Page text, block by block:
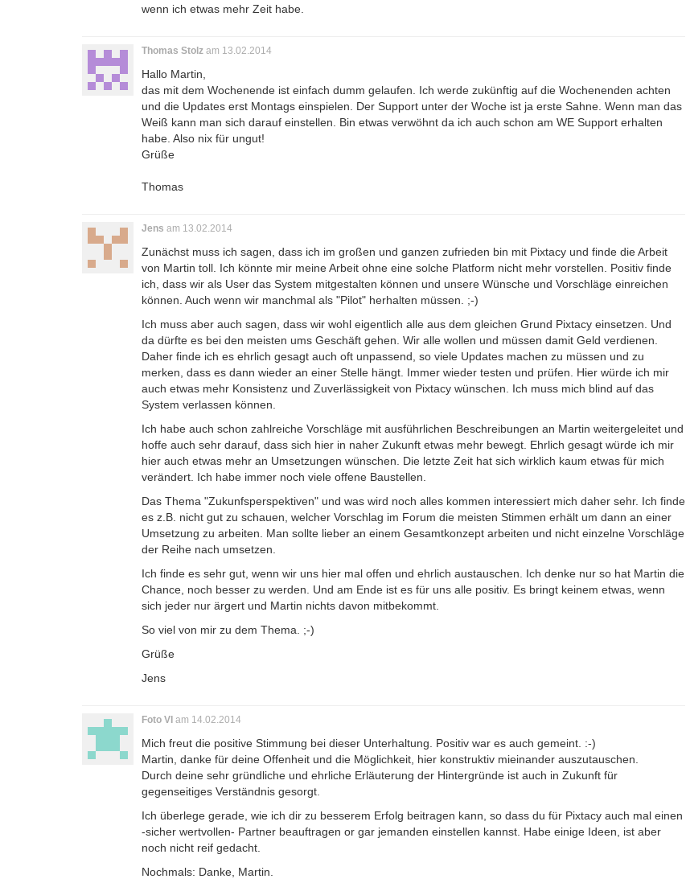
wenn ich etwas mehr Zeit habe.
Thomas Stolz am 13.02.2014
Hallo Martin,
das mit dem Wochenende ist einfach dumm gelaufen. Ich werde zukünftig auf die Wochenenden achten
und die Updates erst Montags einspielen. Der Support unter der Woche ist ja erste Sahne. Wenn man das
Weiß kann man sich darauf einstellen. Bin etwas verwöhnt da ich auch schon am WE Support erhalten
habe. Also nix für ungut!
Grüße
Thomas
Jens am 13.02.2014
Zunächst muss ich sagen, dass ich im großen und ganzen zufrieden bin mit Pixtacy und finde die Arbeit
von Martin toll. Ich könnte mir meine Arbeit ohne eine solche Platform nicht mehr vorstellen. Positiv finde
ich, dass wir als User das System mitgestalten können und unsere Wünsche und Vorschläge einreichen
können. Auch wenn wir manchmal als "Pilot" herhalten müssen. ;-)
Ich muss aber auch sagen, dass wir wohl eigentlich alle aus dem gleichen Grund Pixtacy einsetzen. Und
da dürfte es bei den meisten ums Geschäft gehen. Wir alle wollen und müssen damit Geld verdienen.
Daher finde ich es ehrlich gesagt auch oft unpassend, so viele Updates machen zu müssen und zu
merken, dass es dann wieder an einer Stelle hängt. Immer wieder testen und prüfen. Hier würde ich mir
auch etwas mehr Konsistenz und Zuverlässigkeit von Pixtacy wünschen. Ich muss mich blind auf das
System verlassen können.
Ich habe auch schon zahlreiche Vorschläge mit ausführlichen Beschreibungen an Martin weitergeleitet und
hoffe auch sehr darauf, dass sich hier in naher Zukunft etwas mehr bewegt. Ehrlich gesagt würde ich mir
hier auch etwas mehr an Umsetzungen wünschen. Die letzte Zeit hat sich wirklich kaum etwas für mich
verändert. Ich habe immer noch viele offene Baustellen.
Das Thema "Zukunfsperspektiven" und was wird noch alles kommen interessiert mich daher sehr. Ich finde
es z.B. nicht gut zu schauen, welcher Vorschlag im Forum die meisten Stimmen erhält um dann an einer
Umsetzung zu arbeiten. Man sollte lieber an einem Gesamtkonzept arbeiten und nicht einzelne Vorschläge
der Reihe nach umsetzen.
Ich finde es sehr gut, wenn wir uns hier mal offen und ehrlich austauschen. Ich denke nur so hat Martin die
Chance, noch besser zu werden. Und am Ende ist es für uns alle positiv. Es bringt keinem etwas, wenn
sich jeder nur ärgert und Martin nichts davon mitbekommt.
So viel von mir zu dem Thema. ;-)
Grüße
Jens
Foto VI am 14.02.2014
Mich freut die positive Stimmung bei dieser Unterhaltung. Positiv war es auch gemeint. :-)
Martin, danke für deine Offenheit und die Möglichkeit, hier konstruktiv mieinander auszutauschen.
Durch deine sehr gründliche und ehrliche Erläuterung der Hintergründe ist auch in Zukunft für
gegenseitiges Verständnis gesorgt.
Ich überlege gerade, wie ich dir zu besserem Erfolg beitragen kann, so dass du für Pixtacy auch mal einen
-sicher wertvollen- Partner beauftragen or gar jemanden einstellen kannst. Habe einige Ideen, ist aber
noch nicht reif gedacht.
Nochmals: Danke, Martin.